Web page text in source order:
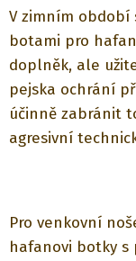
V zimním období
botami pro
doplněk, ale
pejska ochrání
účinně zabránit
agresivní
Pro venkovní
hafanovi botky s